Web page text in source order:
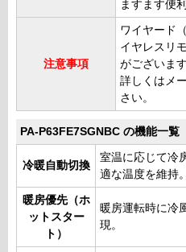
ますます便
注意事項
ワイヤード
イヤレスリ
がございます
詳しくはメ
さい。
PA-P63FE7SGNBC の機能一覧
冷暖自動切換
室温に応じて冷
適な温度を維持。
暖房優先（ホ
ットスター
ト）
暖房運転時に冷
現。